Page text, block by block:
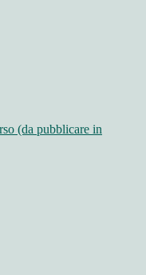
(da pubblicare in